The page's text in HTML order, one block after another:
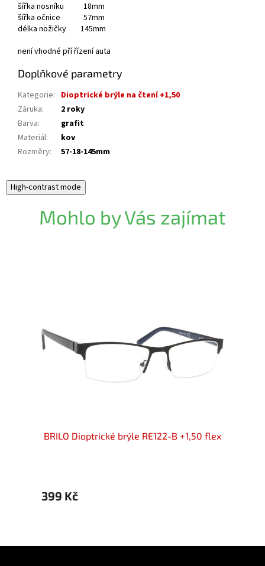
šířka nosníku 18mm
šířka očnice 57mm
délka nožičky 145mm
není vhodné pří řízení auta
Doplňkové parametry
Kategorie: Dioptrické brýle na čtení +1,50
Záruka:
2 roky
Barva:
grafit
Materiál:
kov
Rozměry: 57-18-145mm
High-contrast mode
Mohlo by Vás zajímat
BRILO Dioptrické brýle RE122-B +1,50 flex
399 Kč